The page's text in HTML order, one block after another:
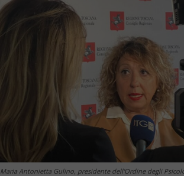
Maria Antonietta Gulino, presidente dell'Ordine degli